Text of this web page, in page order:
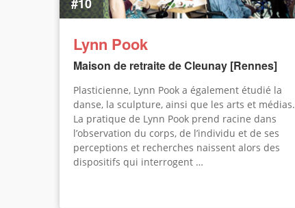
Lynn Pook
Maison de retraite de Cleunay [Rennes]
Plasticienne, Lynn Pook a également étudié la
danse, la sculpture, ainsi que les arts et médias.
La pratique de Lynn Pook prend racine dans
l’observation du corps, de l’individu et de ses
perceptions et recherches naissent alors des
dispositifs qui interrogent …